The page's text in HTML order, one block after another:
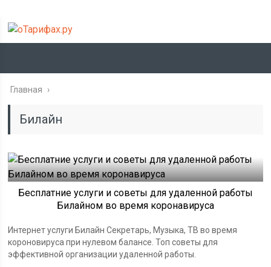
Главная ›
Билайн
Бесплатние услуги и советы для удаленной работы
Билайном во время коронавируса
Интернет услуги Билайн Секретарь, Музыка, ТВ во время
короновируса при нулевом балансе. Топ советы для
эффективной организации удаленной работы.